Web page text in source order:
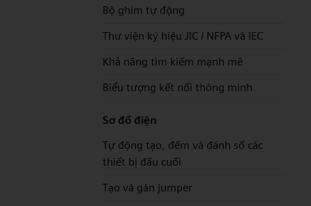
Bộ ghim tự động
Thư viện ký hiệu JIC / NFPA và IEC
Khả năng tìm kiếm mạnh mẽ
Biểu tượng kết nối thông minh
Sơ đồ điện
Tự động tạo, đếm và đánh số các
thiết bị đầu cuối
Tạo và gán jumper